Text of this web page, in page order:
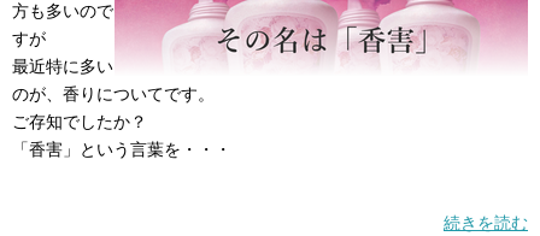
方も多いので
すが
最近特に多い
のが、香りについてです。
ご存知でしたか？
「香害」という言葉を・・・
続きを読む